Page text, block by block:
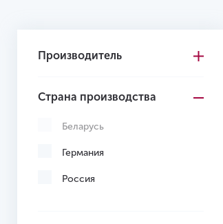
Производитель
Страна производства
Беларусь
Германия
Россия